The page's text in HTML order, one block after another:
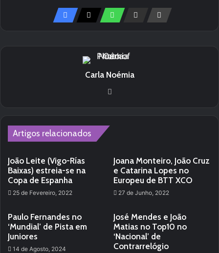
Carla Noémia
Artigos relacionados
João Leite (Vigo-Rías
Baixas) estreia-se na
Copa de Espanha
25 de Fevereiro, 2022
Joana Monteiro, João Cruz
e Catarina Lopes no
Europeu de BTT XCO
27 de Junho, 2022
Paulo Fernandes no
‘Mundial’ de Pista em
Juniores
14 de Agosto, 2024
José Mendes e João
Matias no Top10 no
‘Nacional’ de
Contrarrelógio